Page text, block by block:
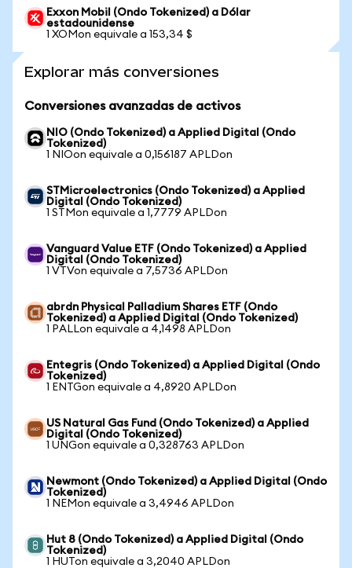
Exxon Mobil (Ondo Tokenized) a Dólar
estadounidense
1 XOMon equivale a 153,34 $
Explorar más conversiones
Conversiones avanzadas de activos
NIO (Ondo Tokenized) a Applied Digital (Ondo
Tokenized)
1 NIOon equivale a 0,156187 APLDon
STMicroelectronics (Ondo Tokenized) a Applied
Digital (Ondo Tokenized)
1 STMon equivale a 1,7779 APLDon
Vanguard Value ETF (Ondo Tokenized) a Applied
Digital (Ondo Tokenized)
1 VTVon equivale a 7,5736 APLDon
abrdn Physical Palladium Shares ETF (Ondo
Tokenized) a Applied Digital (Ondo Tokenized)
1 PALLon equivale a 4,1498 APLDon
Entegris (Ondo Tokenized) a Applied Digital (Ondo
Tokenized)
1 ENTGon equivale a 4,8920 APLDon
US Natural Gas Fund (Ondo Tokenized) a Applied
Digital (Ondo Tokenized)
1 UNGon equivale a 0,328763 APLDon
Newmont (Ondo Tokenized) a Applied Digital (Ondo
Tokenized)
1 NEMon equivale a 3,4946 APLDon
Hut 8 (Ondo Tokenized) a Applied Digital (Ondo
Tokenized)
1 HUTon equivale a 3,2040 APLDon